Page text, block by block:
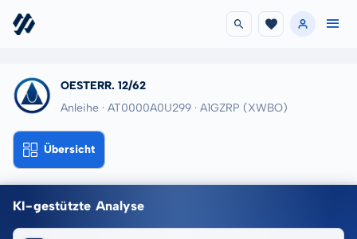
OESTERR. 12/62
Anleihe · AT0000A0U299 · A1GZRP (XWBO)
Übersicht
KI-gestützte Analyse